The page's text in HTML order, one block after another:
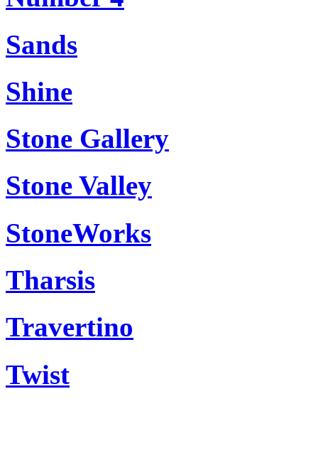
Sands
Shine
Stone Gallery
Stone Valley
StoneWorks
Tharsis
Travertino
Twist